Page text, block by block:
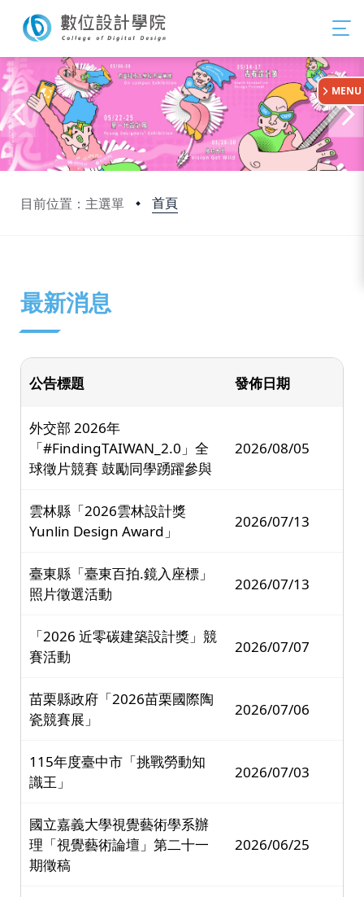
目前位置：主選單 首頁
:::
MENU
最新消息
公告標題 發佈日期
外交部 2026年
「#FindingTAIWAN_2.0」全
球徵片競賽 鼓勵同學踴躍參與
2026/08/05
雲林縣「2026雲林設計獎
Yunlin Design Award」
2026/07/13
臺東縣「臺東百拍.鏡入座標」
照片徵選活動
2026/07/13
「2026 近零碳建築設計獎」競
賽活動
2026/07/07
苗栗縣政府「2026苗栗國際陶
瓷競賽展」
2026/07/06
115年度臺中市「挑戰勞動知
識王」
2026/07/03
國立嘉義大學視覺藝術學系辦
理「視覺藝術論壇」第二十一
期徵稿
2026/06/25